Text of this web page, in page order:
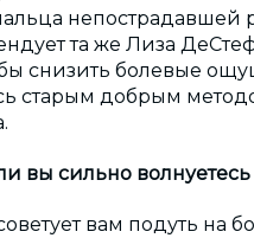
непострадавшей
та же Лиза
снизить болевые
старым добрым
вы сильно волнуетесь
вам подуть на